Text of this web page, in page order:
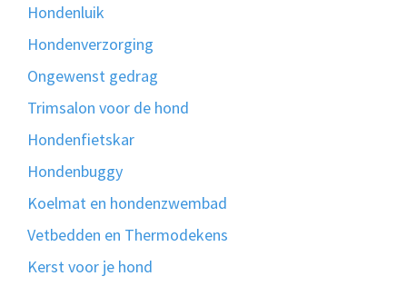
Hondenluik
Hondenverzorging
Ongewenst gedrag
Trimsalon voor de hond
Hondenfietskar
Hondenbuggy
Koelmat en hondenzwembad
Vetbedden en Thermodekens
Kerst voor je hond